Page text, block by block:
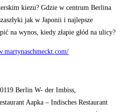
kiezu? Gdzie w centrum Berlina
jak w Japonii i najlepsze
na wynos, kiedy złapie głód na ulicy?
Berlin W- der Imbiss,
Aapka – Indisches Restaurant